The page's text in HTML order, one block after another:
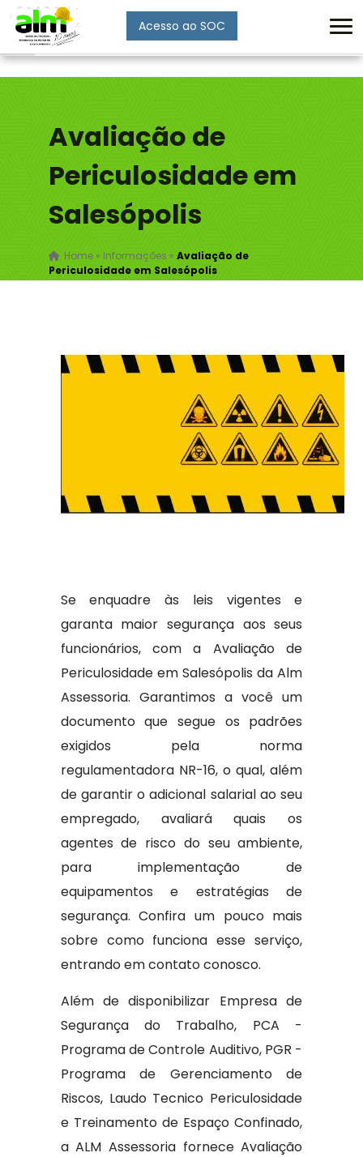
Acesso ao SOC
Avaliação de
Periculosidade em
Salesópolis
Home» Informações » Avaliação de
Periculosidade em Salesópolis
Se enquadre às leis vigentes e
garanta maior segurança aos seus
funcionários, com a Avaliação de
Periculosidade em Salesópolis da Alm
Assessoria. Garantimos a você um
documento que segue os padrões
exigidos pela norma
regulamentadora NR-16, o qual, além
de garantir o adicional salarial ao seu
empregado, avaliará quais os
agentes de risco do seu ambiente,
para implementação de
equipamentos e estratégias de
segurança. Confira um pouco mais
sobre como funciona esse serviço,
entrando em contato conosco.
Além de disponibilizar Empresa de
Segurança do Trabalho, PCA -
Programa de Controle Auditivo, PGR -
Programa de Gerenciamento de
Riscos, Laudo Tecnico Periculosidade
e Treinamento de Espaço Confinado,
a ALM Assessoria fornece Avaliação
Enviar